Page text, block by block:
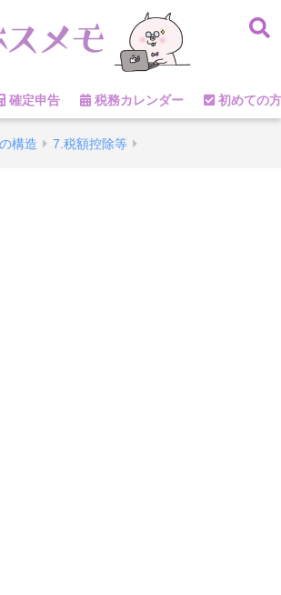
確定申告 税務カレンダー 初めての
構造 7.税額控除等